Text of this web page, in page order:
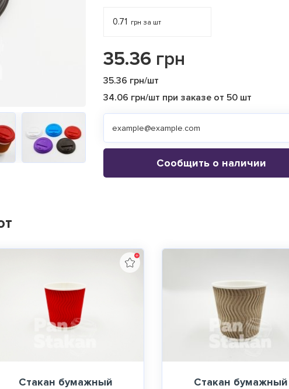
0.71 грн за шт
35.36 грн
35.36 грн/шт
34.06 грн/шт при заказе от 50 шт
Сообщить о наличии
Стакан бумажный
Стакан бумажный